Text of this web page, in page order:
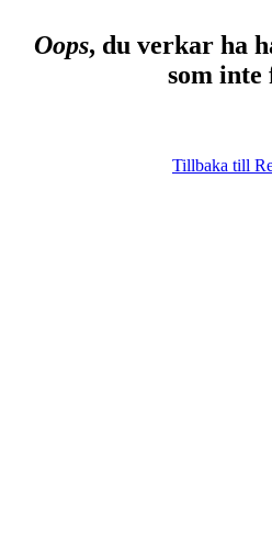
Oops, du verkar ha
som inte
Tillbaka till